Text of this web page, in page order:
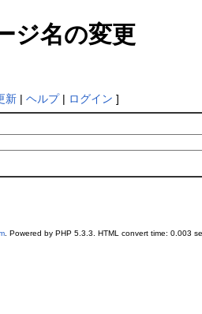
ジ名の変更
新| ヘルプ| ログイン ]
. Powered by PHP 5.3.3. HTML convert time: 0.003